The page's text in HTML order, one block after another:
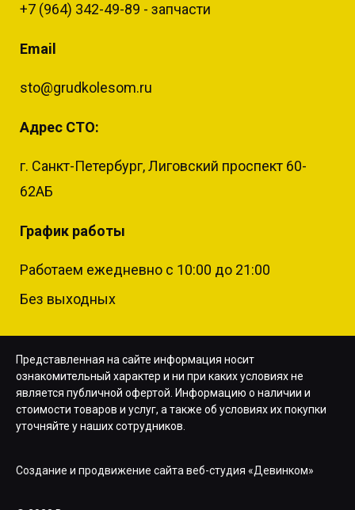
+7 (964) 342-49-89 - запчасти
Email
sto@grudkolesom.ru
Адрес СТО:
г. Санкт-Петербург, Лиговский проспект 60-
62АБ
График работы
Работаем ежедневно с 10:00 до 21:00
Без выходных
Представленная на сайте информация носит
ознакомительный характер и ни при каких условиях не
является публичной офертой. Информацию о наличии и
стоимости товаров и услуг, а также об условиях их покупки
уточняйте у наших сотрудников.
Создание и продвижение сайта веб-студия «Девинком»